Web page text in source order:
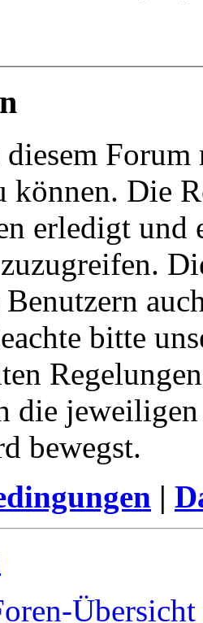
können. Die
erledigt und
bitte
die
bewegst.
|
Übersicht